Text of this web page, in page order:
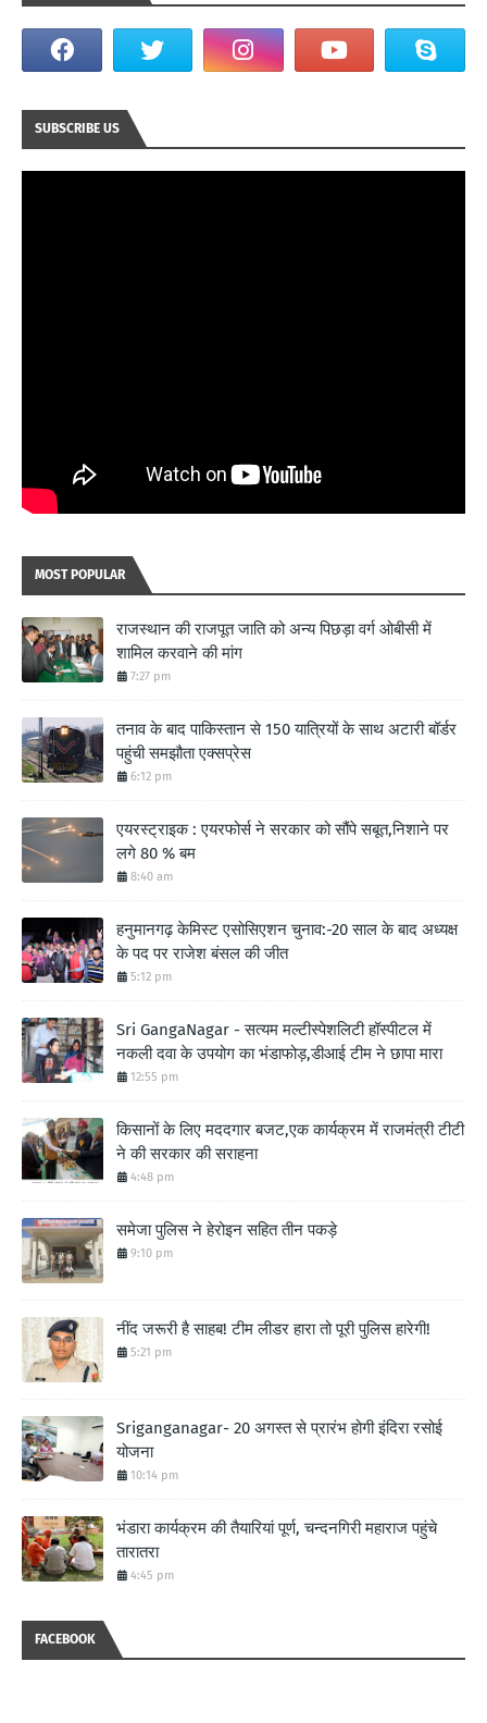
SUBSCRIBE US
MOST POPULAR
राजस्थान की राजपूत जाति को अन्य पिछड़ा वर्ग ओबीसी में
शामिल करवाने की मांग
7:27 pm
तनाव के बाद पाकिस्तान से 150 यात्रियों के साथ अटारी बॉर्डर
पहुंची समझौता एक्सप्रेस
6:12 pm
एयरस्ट्राइक : एयरफोर्स ने सरकार को सौंपे सबूत,निशाने पर
लगे 80 % बम
8:40 am
हनुमानगढ़ केमिस्ट एसोसिएशन चुनाव:-20 साल के बाद अध्यक्ष
के पद पर राजेश बंसल की जीत
5:12 pm
Sri GangaNagar - सत्यम मल्टीस्पेशलिटी हॉस्पीटल में
नकली दवा के उपयोग का भंडाफोड़,डीआई टीम ने छापा मारा
12:55 pm
किसानों के लिए मददगार बजट,एक कार्यक्रम में राजमंत्री टीटी
ने की सरकार की सराहना
4:48 pm
समेजा पुलिस ने हेरोइन सहित तीन पकड़े
9:10 pm
नींद जरूरी है साहब! टीम लीडर हारा तो पूरी पुलिस हारेगी!
5:21 pm
Sriganganagar- 20 अगस्त से प्रारंभ होगी इंदिरा रसोई
योजना
10:14 pm
भंडारा कार्यक्रम की तैयारियां पूर्ण, चन्दनगिरी महाराज पहुंचे
तारातरा
4:45 pm
FACEBOOK